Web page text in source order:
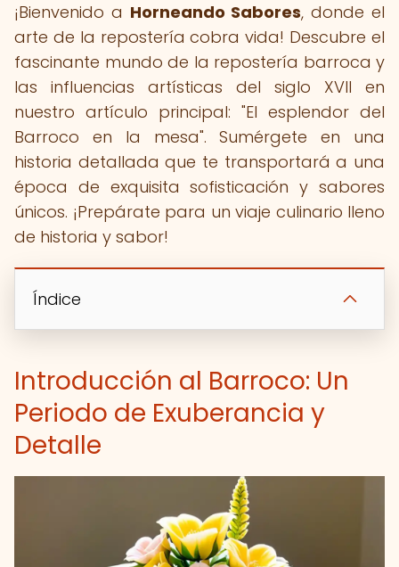
¡Bienvenido a Horneando Sabores, donde el
arte de la repostería cobra vida! Descubre el
fascinante mundo de la repostería barroca y
las influencias artísticas del siglo XVII en
nuestro artículo principal: "El esplendor del
Barroco en la mesa". Sumérgete en una
historia detallada que te transportará a una
época de exquisita sofisticación y sabores
únicos. ¡Prepárate para un viaje culinario lleno
de historia y sabor!
Índice
Introducción al Barroco: Un
Periodo de Exuberancia y
Detalle